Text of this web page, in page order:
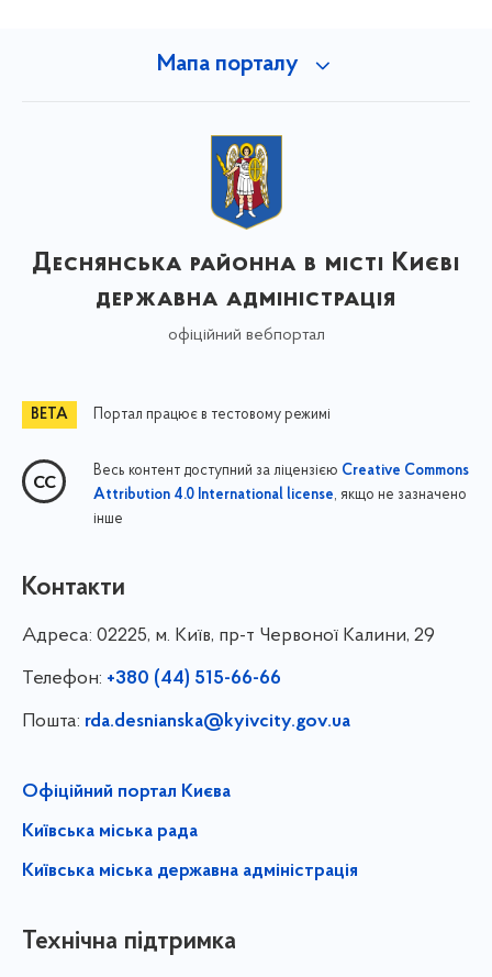
Мапа порталу
Деснянська районна в місті Києві
державна адміністрація
офіційний вебпортал
Портал працює в тестовому режимі
Весь контент доступний за ліцензією Creative Commons
Attribution 4.0 International license, якщо не зазначено
інше
Контакти
Адреса: 02225, м. Київ, пр-т Червоної Калини, 29
Телефон: +380 (44) 515-66-66
Пошта: rda.desnianska@kyivcity.gov.ua
Офіційний портал Києва
Київська міська рада
Київська міська державна адміністрація
Технічна підтримка